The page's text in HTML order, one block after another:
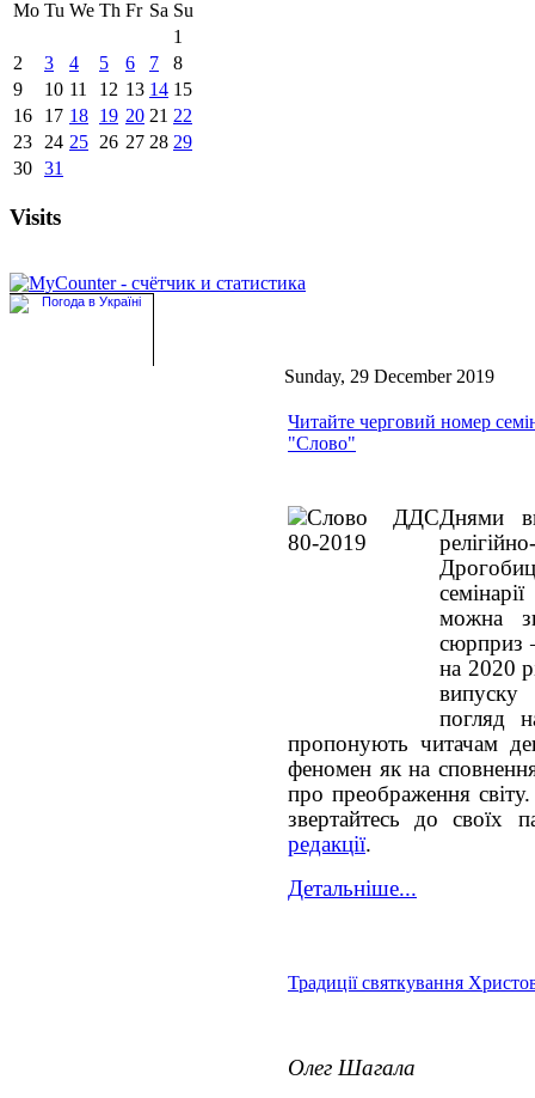
Mo Tu We Th Fr Sa Su
1
2
3 4 5 6 7
8
9
10 11 12 13 14 15
16
17 18 19 20 21 22
23
24 25 26 27 28 29
30 31
Visits
Sunday, 29 December 2019
Читайте черговий номер
"Слово"
Днями
семінарії
можна
сюрприз
на 2020
випуску
погляд
пропонують читачам
феномен як на
про преображення
звертайтесь до своїх
редакції.
Детальніше...
Традиції святкування
Олег Шагала